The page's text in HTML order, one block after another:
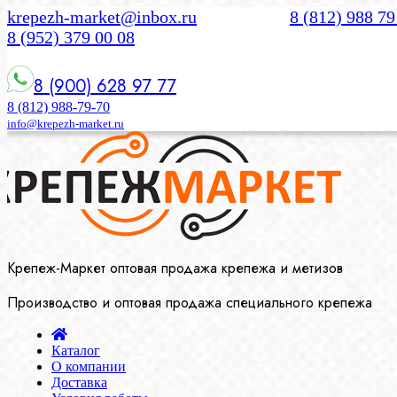
krepezh-market@inbox.ru
8 (812) 988
8 (952) 379 00 08
8 (900) 628 97 77
8 (812) 988-79-70
info@krepezh-market.ru
Крепеж-Маркет оптовая продажа крепежа и метизов
Производство и оптовая продажа специального крепежа
Каталог
О компании
Доставка